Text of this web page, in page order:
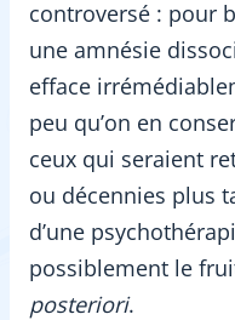
controversé : pour
une amnésie
efface
peu qu’on en
ceux qui seraient
ou décennies plus
d’une
possiblement le
posteriori.